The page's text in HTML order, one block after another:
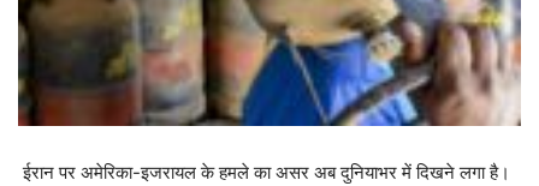
ईरान पर अमेरिका-इजरायल के हमले का असर अब दुनियाभर में दिखने लगा है।